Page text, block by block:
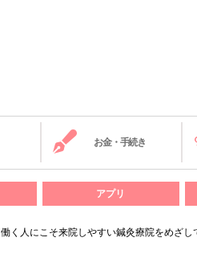
お金・手続き
アプリ
働く人にこそ来院しやすい鍼灸療院をめざし